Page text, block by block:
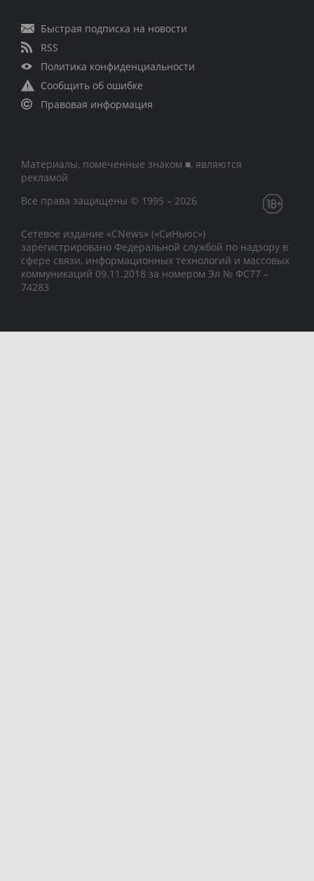
Быстрая подписка на новости
RSS
Политика конфиденциальности
Сообщить об ошибке
Правовая информация
Материалы, помеченные знаком ■, являются
рекламой
Все права защищены © 1995 – 2026
Сетевое издание «CNews» («СиНьюс»)
зарегистрировано Федеральной службой по надзору в
сфере связи, информационных технологий и массовых
коммуникаций 09.11.2018 за номером Эл № ФС77 –
74283